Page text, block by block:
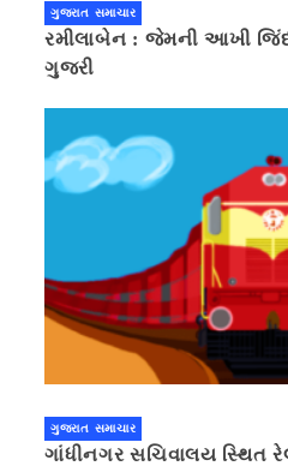
ગુજરાત સમાચાર
રમીલાબેન : જેમની આખી
ગુજરી
ગુજરાત સમાચાર
ગાંધીનગર સચિવાલય સ્થિત